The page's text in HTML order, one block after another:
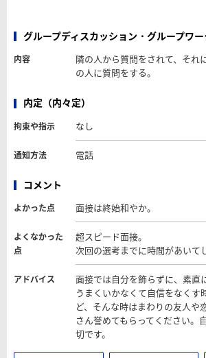
グループディスカッション・グループワー
内容
隣の人から質問をされて、それ
の人に質問をする。
内定（内々定）
拘束や指示 なし
通知方法 電話
コメント
よかった点 面接は終始和やか。
よくなかった
点
超スピード面接。
次回の選考までに時間があいて
アドバイス
面接では自分を飾らずに、素直
うまくいかなくて自信をなくす
ど、そんな時はまわりの友人や
さん誉めてもらってください。
切です。